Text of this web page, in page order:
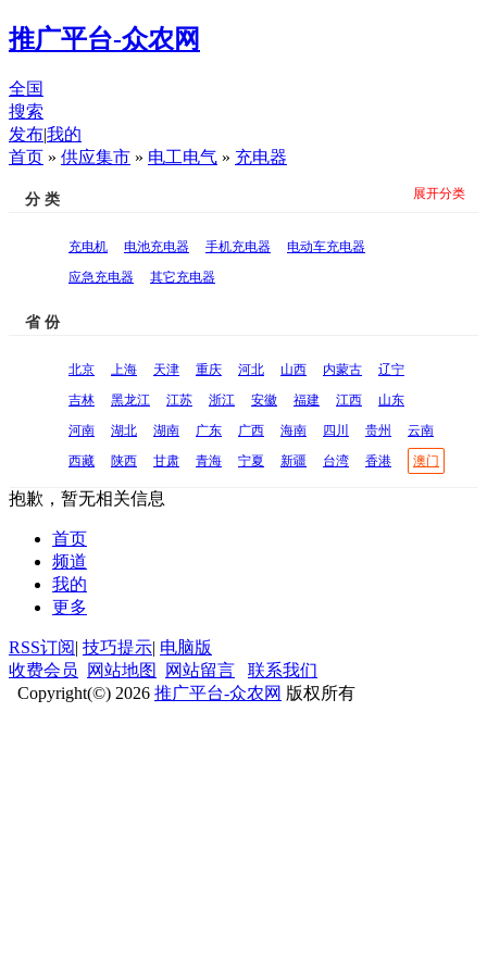
推广平台-众农网
全国
搜索
发布|我的
首页 » 供应集市 » 电工电气 » 充电器
分 类
充电机 电池充电器 手机充电器
电动车充电器
应急充电器
其它充电器
展开分类
省 份
北京 上海 天津 重庆 河北 山西 内蒙古
辽宁
吉林
黑龙江 江苏 浙江 安徽 福建 江西
山东
河南
湖北 湖南 广东 广西 海南 四川 贵州
云南
西藏
陕西 甘肃 青海 宁夏 新疆 台湾 香港 澳门
抱歉，暂无相关信息
首页
频道
我的
更多
RSS订阅| 技巧提示| 电脑版
收费会员
网站地图 网站留言
联系我们
Copyright(©) 2026 推广平台-众农网 版权所有